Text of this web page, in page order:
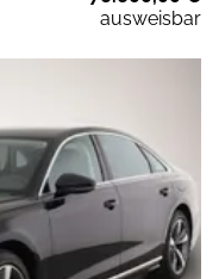
ausweisbar